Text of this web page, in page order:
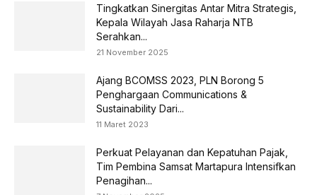
Tingkatkan Sinergitas Antar Mitra Strategis,
Kepala Wilayah Jasa Raharja NTB
Serahkan...
21 November 2025
Ajang BCOMSS 2023, PLN Borong 5
Penghargaan Communications &
Sustainability Dari...
11 Maret 2023
Perkuat Pelayanan dan Kepatuhan Pajak,
Tim Pembina Samsat Martapura Intensifkan
Penagihan...